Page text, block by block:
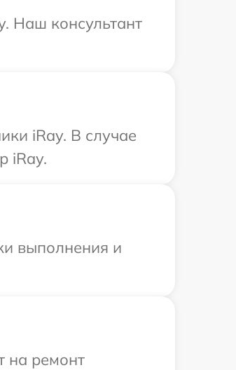
Наш консультант
iRay. В случае
iRay.
выполнения и
на ремонт